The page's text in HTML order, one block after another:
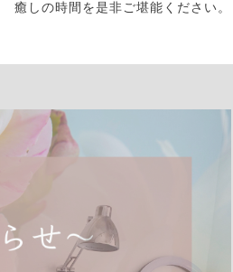
癒しの時間を是非ご堪能ください。